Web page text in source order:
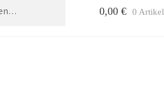
0,00 € 0 Artikel